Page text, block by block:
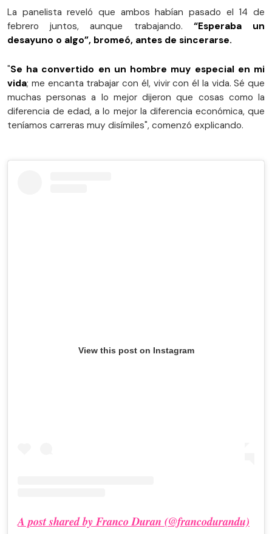
La panelista reveló que ambos habían pasado el 14 de
febrero juntos, aunque trabajando. “Esperaba un
desayuno o algo”, bromeó, antes de sincerarse.
"Se ha convertido en un hombre muy especial en mi
vida; me encanta trabajar con él, vivir con él la vida. Sé que
muchas personas a lo mejor dijeron que cosas como la
diferencia de edad, a lo mejor la diferencia económica, que
teníamos carreras muy disímiles", comenzó explicando.
View this post on Instagram
A post shared by Franco Duran (@francodurandu)